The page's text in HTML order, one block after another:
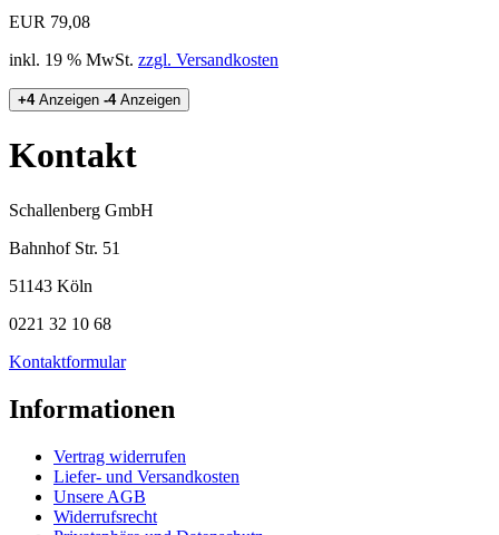
EUR 79,08
inkl. 19 % MwSt. zzgl. Versandkosten
+4Anzeigen -4Anzeigen
Kontakt
Schallenberg GmbH
Bahnhof Str. 51
51143 Köln
0221 32 10 68
Kontaktformular
Informationen
Vertrag widerrufen
Liefer- und Versandkosten
Unsere AGB
Widerrufsrecht